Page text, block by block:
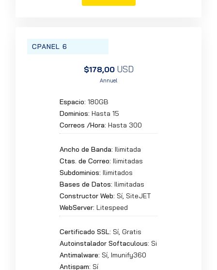
CPANEL 6
$178,00 USD
Annuel
Espacio: 180GB
Dominios: Hasta 15
Correos /Hora: Hasta 300
Ancho de Banda: Ilimitada
Ctas. de Correo: Ilimitadas
Subdominios: Ilimitados
Bases de Datos: Ilimitadas
Constructor Web: Sí, SiteJET
WebServer: Litespeed
Certificado SSL: Sí, Gratis
Autoinstalador Softaculous: Si
Antimalware: Sí, Imunify360
Antispam: Sí